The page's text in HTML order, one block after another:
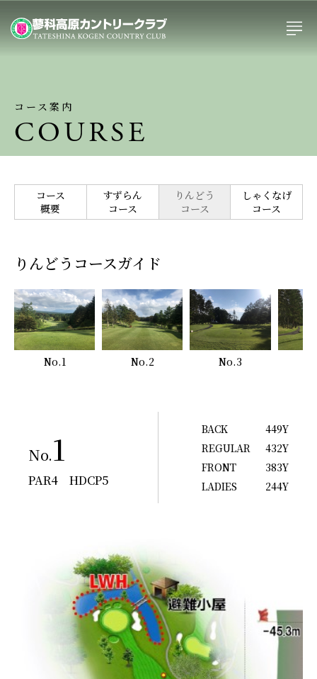
コース案内
COURSE
コース
概要
すずらん
コース
りんどう
コース
しゃくなげ
コース
りんどうコースガイド
No.1 No.2 No.3
No.1
PAR4 HDCP5
BACK
449Y
REGULAR
432Y
FRONT
383Y
LADIES
244Y